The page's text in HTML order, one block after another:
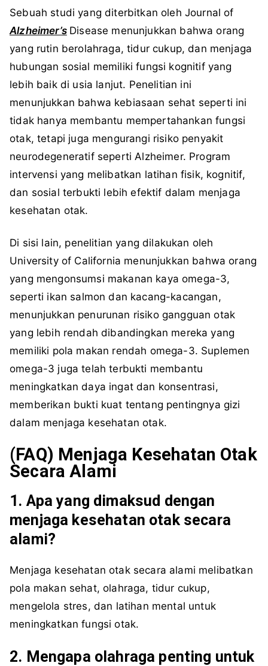
Sebuah studi yang diterbitkan oleh Journal of
Alzheimer’s Disease menunjukkan bahwa orang
yang rutin berolahraga, tidur cukup, dan menjaga
hubungan sosial memiliki fungsi kognitif yang
lebih baik di usia lanjut. Penelitian ini
menunjukkan bahwa kebiasaan sehat seperti ini
tidak hanya membantu mempertahankan fungsi
otak, tetapi juga mengurangi risiko penyakit
neurodegeneratif seperti Alzheimer. Program
intervensi yang melibatkan latihan fisik, kognitif,
dan sosial terbukti lebih efektif dalam menjaga
kesehatan otak.
Di sisi lain, penelitian yang dilakukan oleh
University of California menunjukkan bahwa orang
yang mengonsumsi makanan kaya omega-3,
seperti ikan salmon dan kacang-kacangan,
menunjukkan penurunan risiko gangguan otak
yang lebih rendah dibandingkan mereka yang
memiliki pola makan rendah omega-3. Suplemen
omega-3 juga telah terbukti membantu
meningkatkan daya ingat dan konsentrasi,
memberikan bukti kuat tentang pentingnya gizi
dalam menjaga kesehatan otak.
(FAQ) Menjaga Kesehatan Otak
Secara Alami
1. Apa yang dimaksud dengan
menjaga kesehatan otak secara
alami?
Menjaga kesehatan otak secara alami melibatkan
pola makan sehat, olahraga, tidur cukup,
mengelola stres, dan latihan mental untuk
meningkatkan fungsi otak.
2. Mengapa olahraga penting untuk